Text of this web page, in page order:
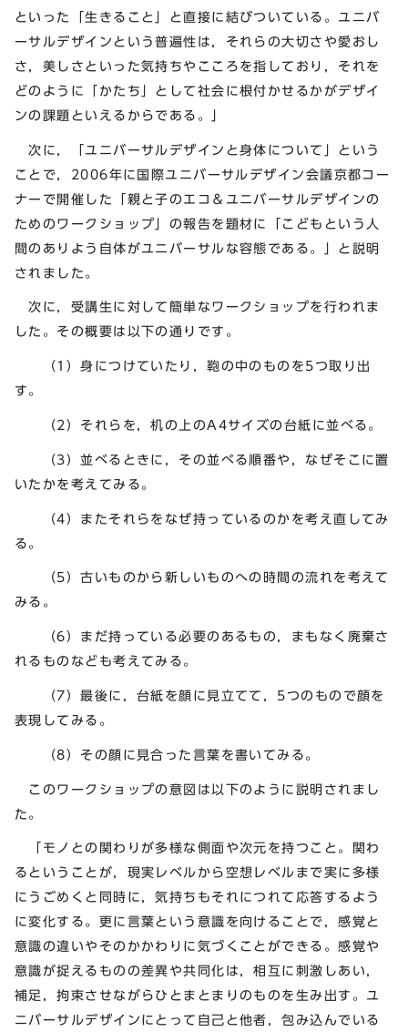
といった「生きること」と直接に結びついている。ユニバ
ーサルデザインという普遍性は，それらの大切さや愛おし
さ，美しさといった気持ちやこころを指しており，それを
どのように「かたち」として社会に根付かせるかがデザイ
ンの課題といえるからである。」
次に，「ユニバーサルデザインと身体について」という
ことで，2006年に国際ユニバーサルデザイン会議京都コー
ナーで開催した「親と子のエコ＆ユニバーサルデザインの
ためのワークショップ」の報告を題材に「こどもという人
間のありよう自体がユニバーサルな容態である。」と説明
されました。
次に，受講生に対して簡単なワークショップを行われま
した。その概要は以下の通りです。
（1）身につけていたり，鞄の中のものを5つ取り出
す。
（2）それらを，机の上のA4サイズの台紙に並べる。
（3）並べるときに，その並べる順番や，なぜそこに置
いたかを考えてみる。
（4）またそれらをなぜ持っているのかを考え直してみ
る。
（5）古いものから新しいものへの時間の流れを考えて
みる。
（6）まだ持っている必要のあるもの，まもなく廃棄さ
れるものなども考えてみる。
（7）最後に，台紙を顔に見立てて，5つのもので顔を
表現してみる。
（8）その顔に見合った言葉を書いてみる。
このワークショップの意図は以下のように説明されまし
た。
「モノとの関わりが多様な側面や次元を持つこと。関わ
るということが，現実レベルから空想レベルまで実に多様
にうごめくと同時に，気持ちもそれにつれて応答するよう
に変化する。更に言葉という意識を向けることで，感覚と
意識の違いやそのかかわりに気づくことができる。感覚や
意識が捉えるものの差異や共同化は，相互に刺激しあい，
補足，拘束させながらひとまとまりのものを生み出す。ユ
ニバーサルデザインにとって自己と他者，包み込んでいる